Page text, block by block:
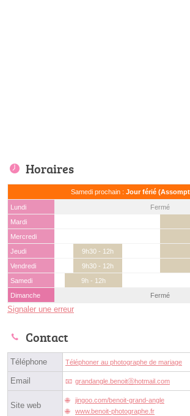
Horaires
Samedi prochain : Jour férié
Lundi
Fermé
Mardi
Mercredi
Jeudi
9h30 - 12h
Vendredi
9h30 - 12h
Samedi
9h - 12h
Dimanche
Fermé
Signaler une erreur
Contact
Téléphone Téléphoner au photographe de mariage
Email grandangle.benoitⓐhotmail.com
Site web
jingoo.com/benoit-grand-angle
www.benoit-photographe.fr